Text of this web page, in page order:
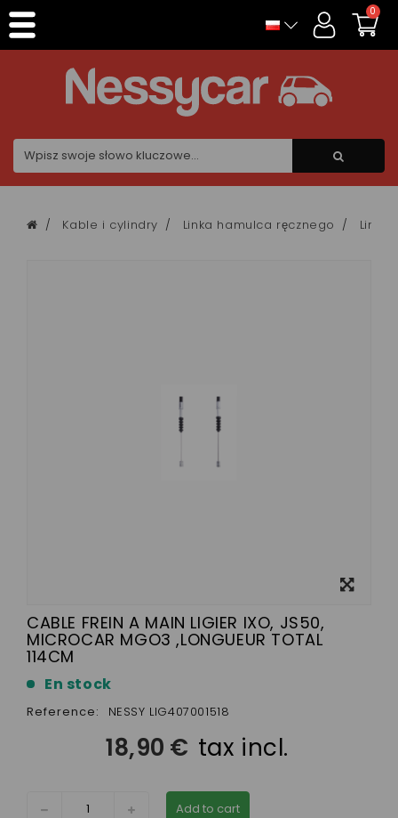
0
Kable i cylindry Linka hamulca ręcznego Linka
CABLE FREIN A MAIN LIGIER IXO, JS50,
MICROCAR MGO3 ,LONGUEUR TOTAL
114CM
En stock
Reference: NESSY LIG407001518
18,90 € tax incl.
Add to cart
Panel zarządzania plikami cookies